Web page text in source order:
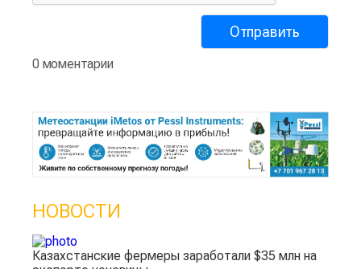
0 моментарии
НОВОСТИ
Казахстанские фермеры заработали $35 млн на